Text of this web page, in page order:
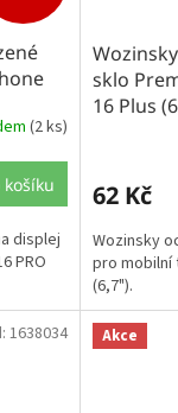
(2 ks)
košíku
displej
PRO
sklo
16 Plus
62 Kč
Wozinsky
pro mobilní
(6,7").
1638034 Akce